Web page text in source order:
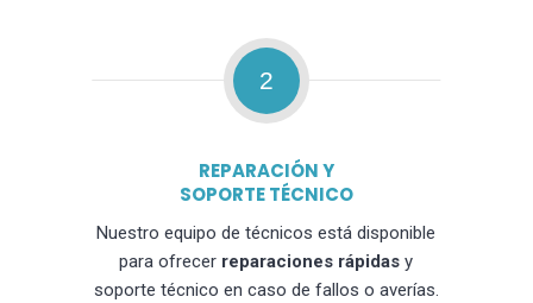
2
REPARACIÓN Y
SOPORTE TÉCNICO
Nuestro equipo de técnicos está disponible
para ofrecer reparaciones rápidas y
soporte técnico en caso de fallos o averías.